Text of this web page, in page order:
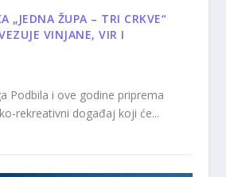
„JEDNA ŽUPA – TRI CRKVE“
VINJANE, VIR I
Podbila i ove godine priprema
rekreativni događaj koji će...